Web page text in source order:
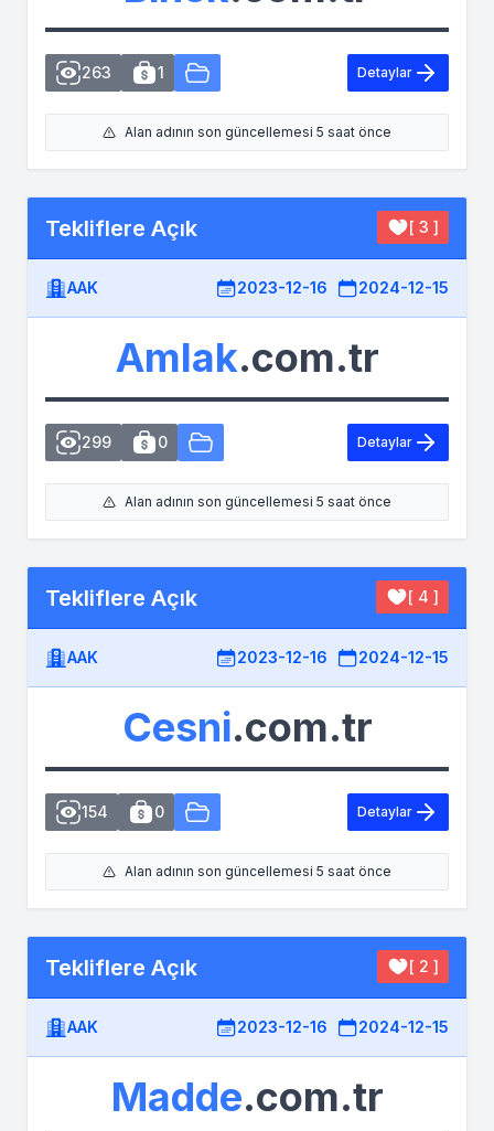
263 1 Detaylar
Alan adının son güncellemesi 5 saat önce
Tekliflere Açık [ 3 ]
AAK 2023-12-16 2024-12-15
Amlak.com.tr
299 0 Detaylar
Alan adının son güncellemesi 5 saat önce
Tekliflere Açık [ 4 ]
AAK 2023-12-16 2024-12-15
Cesni.com.tr
154 0 Detaylar
Alan adının son güncellemesi 5 saat önce
Tekliflere Açık [ 2 ]
AAK 2023-12-16 2024-12-15
Madde.com.tr